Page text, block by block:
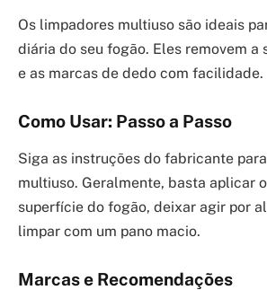
Os limpadores multiuso são ideais
diária do seu fogão. Eles removem a
e as marcas de dedo com facilidade.
Como Usar: Passo a Passo
Siga as instruções do fabricante
multiuso. Geralmente, basta aplicar
superfície do fogão, deixar agir por
limpar com um pano macio.
Marcas e Recomendações